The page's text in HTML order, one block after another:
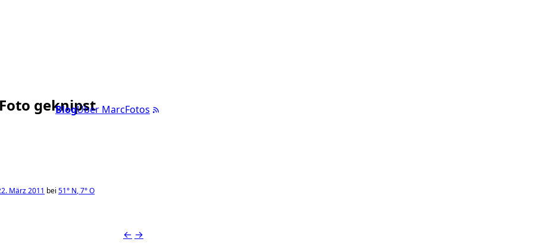
BlogÜber MarcFotos
geknipst
März 2011 bei 51° N,7°O
← →